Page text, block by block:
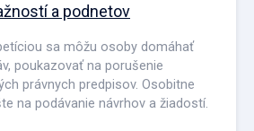
a podnetov
sa môžu osoby domáhať
poukazovať na porušenie
právnych predpisov. Osobitne
na podávanie návrhov a žiadostí.